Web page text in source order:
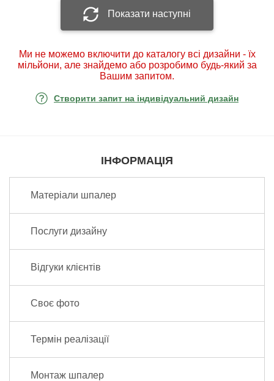
Показати наступні
Ми не можемо включити до каталогу всі дизайни - їх
мільйони, але знайдемо або розробимо будь-який за
Вашим запитом.
Створити запит на індивідуальний дизайн
ІНФОРМАЦІЯ
Матеріали шпалер
Послуги дизайну
Відгуки клієнтів
Своє фото
Термін реалізації
Монтаж шпалер